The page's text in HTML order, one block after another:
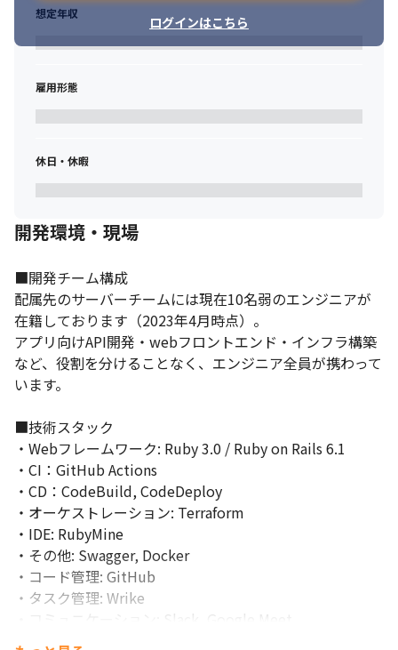
②中規模プロジェクト
・サブ写真にコメント付与（期間：1ヶ月程度）
フィール画面を一部リニューアル
③小規模プロジェクト
ログインはこちら
想定年収
雇用形態
休日・休暇
開発環境・現場
■開発チーム構成
配属先のサーバーチームには現在10名弱のエンジニアが
在籍しております（2023年4月時点）。
アプリ向けAPI開発・webフロントエンド・インフラ構築
など、役割を分けることなく、エンジニア全員が携わって
います。
■技術スタック
・Webフレームワーク: Ruby 3.0 / Ruby on Rails 6.1
・CI：GitHub Actions
・CD：CodeBuild, CodeDeploy
・オーケストレーション: Terraform
・IDE: RubyMine
・その他: Swagger, Docker
・コード管理: GitHub
・タスク管理: Wrike
・コミュニケーション: Slack, Google Meet
・ドキュメンテーション:esa, Figma